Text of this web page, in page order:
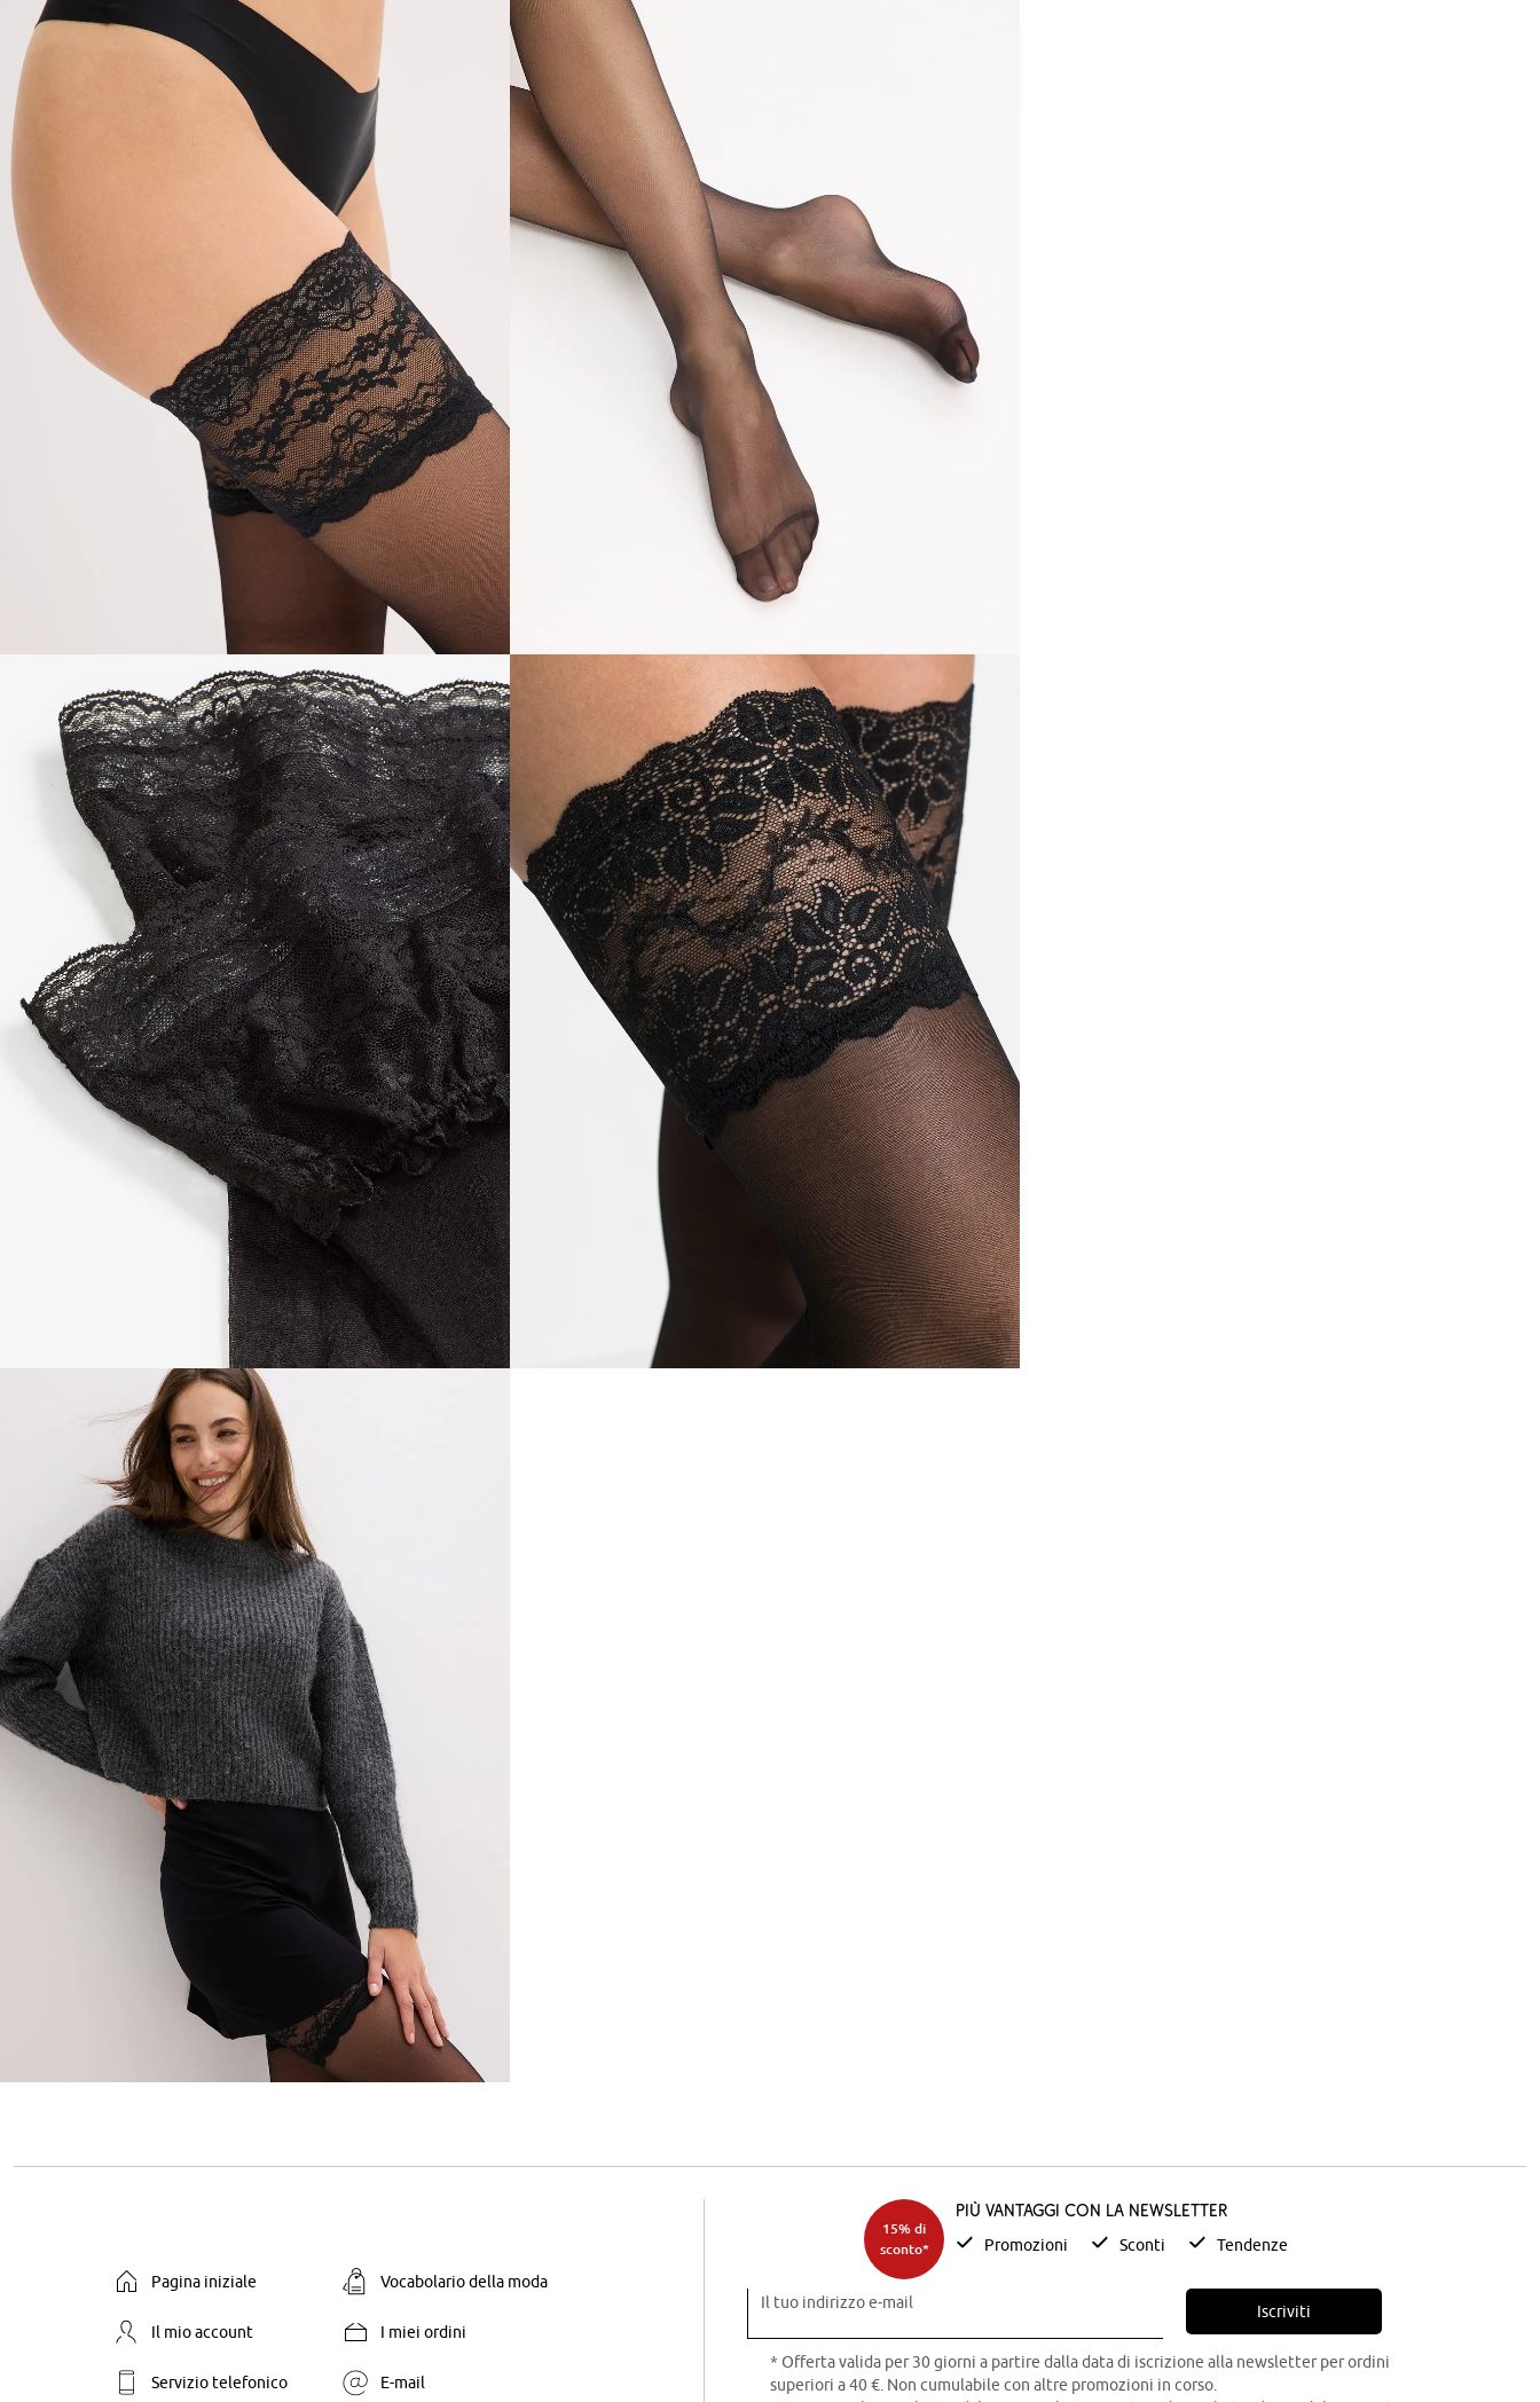
Pagina iniziale Vocabolario della moda
Il mio account I miei ordini
Servizio telefonico E-mail
15% di
sconto*
Più vantaggi con la newsletter
Promozioni Sconti Tendenze
Il tuo indirizzo e-mail Iscriviti
* Offerta valida per 30 giorni a partire dalla data di iscrizione alla newsletter per ordini
superiori a 40 €. Non cumulabile con altre promozioni in corso.